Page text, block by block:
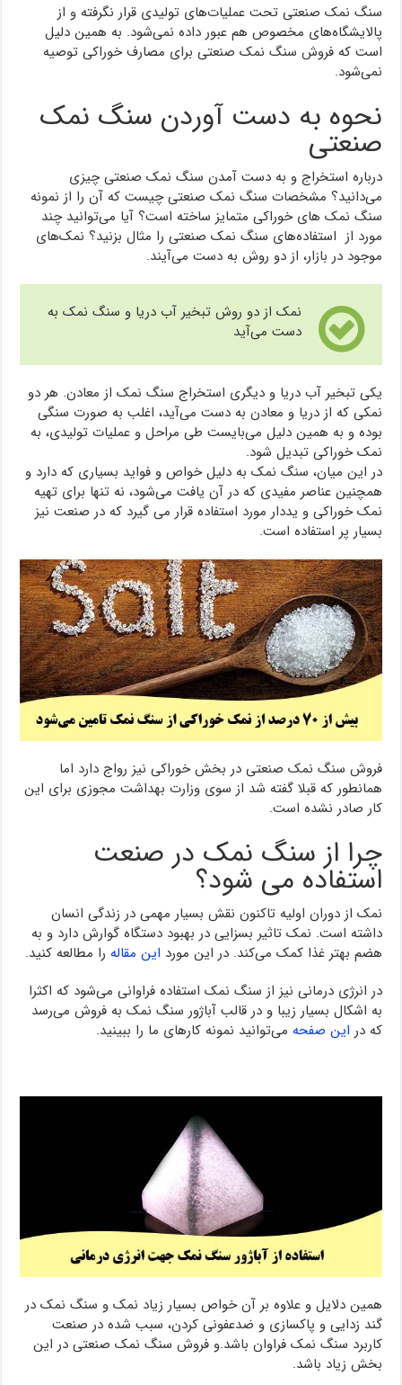
سنگ نمک صنعتی تحت عملیات‌های تولیدی قرار نگرفته و از
پالایشگاه‌های مخصوص هم عبور داده نمی‌شود. به همین دلیل
است که فروش سنگ نمک صنعتی برای مصارف خوراکی توصیه
نمی‌شود.
نحوه به دست آوردن سنگ نمک
صنعتی
درباره استخراج و به دست آمدن سنگ نمک صنعتی چیزی
می‌دانید؟ مشخصات سنگ نمک صنعتی چیست که آن را از نمونه
سنگ نمک های خوراکی متمایز ساخته است؟ آیا می‌توانید چند
مورد از استفاده‌های سنگ نمک صنعتی را مثال بزنید؟ نمک‌های
موجود در بازار، از دو روش به دست می‌آیند.
نمک از دو روش تبخیر آب دریا و سنگ نمک به
دست می‌آید
یکی تبخیر آب دریا و دیگری استخراج سنگ نمک از معادن. هر دو
نمکی که از دریا و معادن به دست می‌آید، اغلب به صورت سنگی
بوده و به همین دلیل می‌بایست طی مراحل و عملیات تولیدی، به
نمک خوراکی تبدیل شود.
در این میان، سنگ نمک به دلیل خواص و فواید بسیاری که دارد و
همچنین عناصر مفیدی که در آن یافت می‌شود، نه تنها برای تهیه
نمک خوراکی و یددار مورد استفاده قرار می گیرد که در صنعت نیز
بسیار پر استفاده است.
فروش سنگ نمک صنعتی در بخش خوراکی نیز رواج دارد اما
همانطور که قبلا گفته شد از سوی وزارت بهداشت مجوزی برای این
کار صادر نشده است.
چرا از سنگ نمک در صنعت
استفاده می شود؟
نمک از دوران اولیه تاکنون نقش بسیار مهمی در زندگی انسان
داشته است. نمک تاثیر بسزایی در بهبود دستگاه گوارش دارد و به
هضم بهتر غذا کمک می‌کند. در این مورد این مقاله را مطالعه کنید.
در انرژی درمانی نیز از سنگ نمک استفاده فراوانی می‌شود که اکثرا
به اشکال بسیار زیبا و در قالب آباژور سنگ نمک به فروش می‌رسد
که در این صفحه می‌توانید نمونه کارهای ما را ببینید.
همین دلایل و علاوه بر آن خواص بسیار زیاد نمک و سنگ نمک در
گند زدایی و پاکسازی و ضدعفونی کردن، سبب شده در صنعت
کاربرد سنگ نمک فراوان باشد.و فروش سنگ نمک صنعتی در این
بخش زیاد باشد.